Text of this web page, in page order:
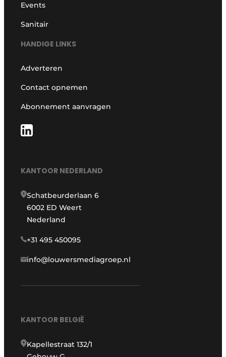
Events
Sanitair
HANDIGE LINKS
Adverteren
Contact opnemen
Abonnement aanvragen
KANTOOR NEDERLAND
Schatbeurderlaan 6
6002 ED Weert
Nederland
+31 495 450095
info@louwersmediagroep.nl
KANTOOR BELGIË
Kapellestraat 132/1